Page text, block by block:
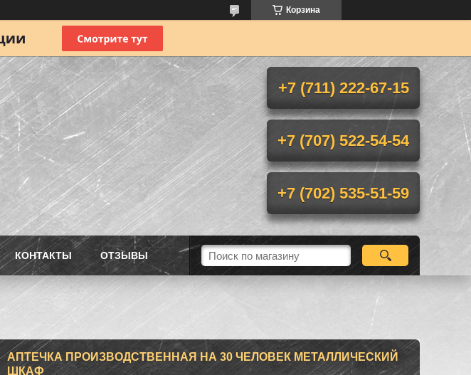
Корзина
+7 (711) 222-67-15
+7 (707) 522-54-54
+7 (702) 535-51-59
КОНТАКТЫ ОТЗЫВЫ
АПТЕЧКА ПРОИЗВОДСТВЕННАЯ НА 30 ЧЕЛОВЕК МЕТАЛЛИЧЕСКИЙ
ШКАФ